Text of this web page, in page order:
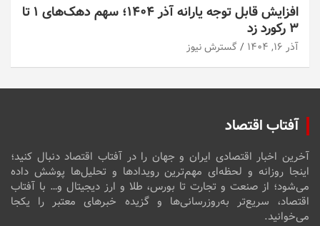
افزایش قابل توجه یارانه آذر ۱۴۰۴؛ سهم دهک‌های ۱ تا
۳ رکورد زد
آذر ۱۶, ۱۴۰۴ گسترش نیوز
آفتاب اقتصاد
آخرین اخبار اقتصادی ایران و جهان را در آفتاب اقتصاد دنبال کنید؛
اینجا روزانه و لحظه‌ای مهم‌ترین رویدادها و تحلیل‌ها پوشش داده
می‌شود؛ از صنعت و تجارت تا بورس، طلا و ارز دیجیتال و… با آفتاب
اقتصاد، سریع‌تر به‌روزرسانی‌ها و گزیده خبرهای معتبر را یکجا
می‌خوانید.